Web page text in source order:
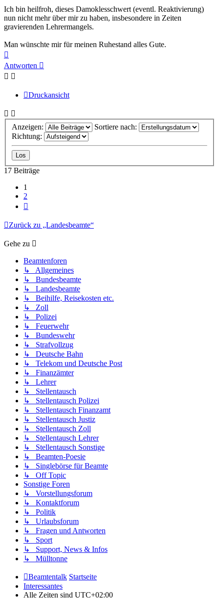
Ich bin heilfroh, dieses Damoklesschwert (eventl. Reaktivierung)
nun nicht mehr über mir zu haben, insbesondere in Zeiten
gravierenden Lehrermangels.
Man wünschte mir für meinen Ruhestand alles Gute.
oben
Antworten
Druckansicht
Anzeigen:
Sortiere nach:
Richtung:
17 Beiträge
1
2
Zurück zu „Landesbeamte“
Gehe zu
Beamtenforen
↳ Allgemeines
↳ Bundesbeamte
↳ Landesbeamte
↳ Beihilfe, Reisekosten etc.
↳ Zoll
↳ Polizei
↳ Feuerwehr
↳ Bundeswehr
↳ Strafvollzug
↳ Deutsche Bahn
↳ Telekom und Deutsche Post
↳ Finanzämter
↳ Lehrer
↳ Stellentausch
↳ Stellentausch Polizei
↳ Stellentausch Finanzamt
↳ Stellentausch Justiz
↳ Stellentausch Zoll
↳ Stellentausch Lehrer
↳ Stellentausch Sonstige
↳ Beamten-Poesie
↳ Singlebörse für Beamte
↳ Off Topic
Sonstige Foren
↳ Vorstellungsforum
↳ Kontaktforum
↳ Politik
↳ Urlaubsforum
↳ Fragen und Antworten
↳ Sport
↳ Support, News & Infos
↳ Mülltonne
Beamtentalk Startseite
Interessantes
Alle Zeiten sind UTC+02:00